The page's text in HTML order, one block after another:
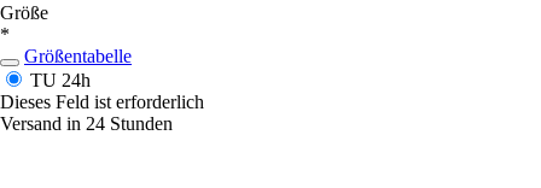
Größe
*
Größentabelle
TU 24h
Dieses Feld ist erforderlich
Versand in 24 Stunden